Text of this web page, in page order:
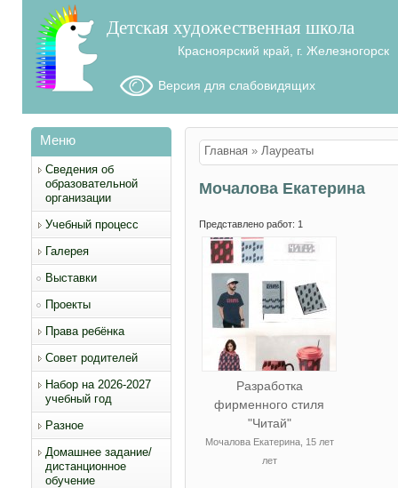
Детская художественная школа
Красноярский край, г. Железногорск
Версия для слабовидящих
Меню
Сведения об
образовательной
организации
Учебный процесс
Галерея
Выставки
Проекты
Права ребёнка
Совет родителей
Набор на 2026-2027
учебный год
Разное
Домашнее задание/
дистанционное
обучение
Вы здесь
Главная » Лауреаты
Мочалова Екатерина
Представлено работ: 1
Разработка
фирменного стиля
"Читай"
Мочалова Екатерина, 15 лет
лет